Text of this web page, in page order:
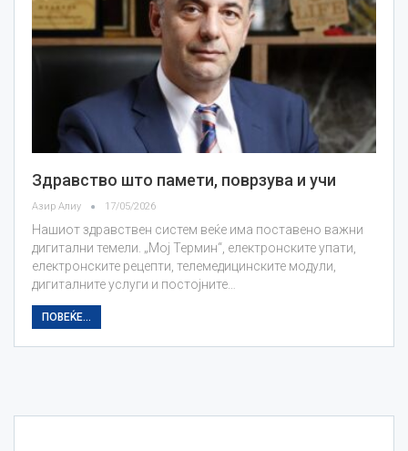
Здравство што памети, поврзува и учи
Азир Алиу 17/05/2026
Нашиот здравствен систем веќе има поставено важни
дигитални темели. „Мој Термин“, електронските упати,
електронските рецепти, телемедицинските модули,
дигиталните услуги и постојните…
ПОВЕЌЕ...